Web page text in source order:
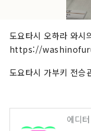
도요타시 오하라 와시
https://
도요타시 가부키
에디터